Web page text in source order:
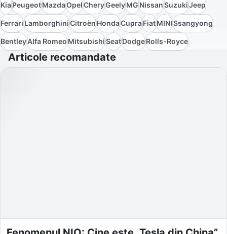
KiaPeugeotMazdaOpelCheryGeelyMGNissanSuzukiJeep
FerrariLamborghiniCitroënHondaCupraFiatMINISsangyong
BentleyAlfa RomeoMitsubishiSeatDodgeRolls-Royce
Articole recomandate